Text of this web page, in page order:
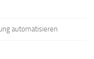
automatisieren